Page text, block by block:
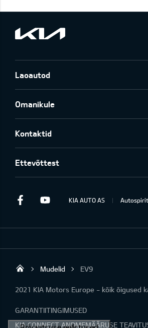
Laoautod
Omanikule
Kontaktid
Ettevõttest
FacebookYoutube
KIA AUTO AS
Autospirit Tartu OÜ
Mudelid EV9
2021 KIA Motors Europe - kõik õigused
GARANTIITINGIMUSED
KIA CONNECT ANDMEMÄÄRUSE